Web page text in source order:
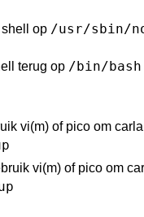
op /usr/sbin/
terug op /bin/bash
vi(m) of pico om
vi(m) of pico om